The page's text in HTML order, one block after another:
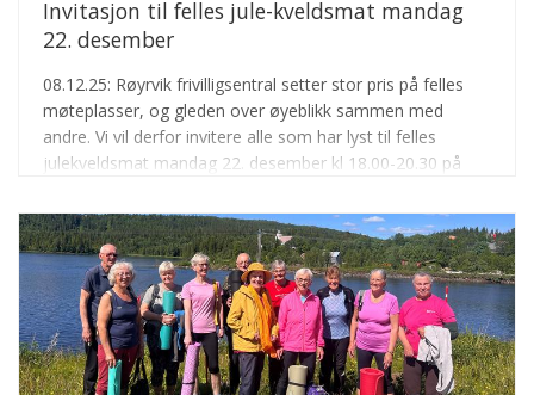
Invitasjon til felles jule-kveldsmat mandag
22. desember
08.12.25: Røyrvik frivilligsentral setter stor pris på felles
møteplasser, og gleden over øyeblikk sammen med
andre. Vi vil derfor invitere alle som har lyst til felles
julekveldsmat mandag 22. desember kl 18.00-20.30 på
Linda (91313165) innen onsdag 17. desember kl 16.